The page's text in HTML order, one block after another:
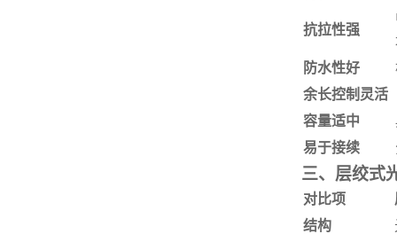
抗拉性强
防水性好
余长控制灵活
容量适中
易于接续
三、层绞式
对比项
结构